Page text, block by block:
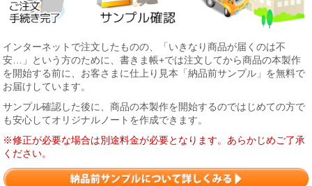
インターネットで注文したものの、「いきなり商品が届くのは不
安…」という方のために、書きま帳+では注文してから商品の本製作
を開始する前に、お客さまに仕上り見本「納品前サンプル」を無料で
お届けしています。
サンプル確認した後に、商品の本製作を開始するのではじめての方で
も安心してオリジナルノートを作成できます。
※修正が必要な場合は別途料金が必要となります。あらかじめご了承
ください。